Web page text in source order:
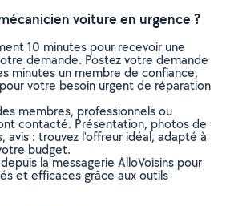
voiture en urgence ?
10 minutes pour recevoir une
demande. Postez votre demande
minutes un membre de confiance,
votre besoin urgent de réparation
membres, professionnels ou
contacté. Présentation, photos de
avis : trouvez l'offreur idéal, adapté à
budget.
la messagerie AlloVoisins pour
et efficaces grâce aux outils